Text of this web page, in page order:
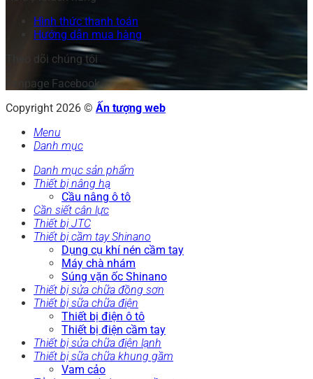
Hình thức thanh toán
Hướng dẫn mua hàng
Theo dõi chúng tôi
Fanpage Facebook
Copyright 2026 © Ấn tượng web
Menu
Danh mục
Danh mục sản phẩm
Thiết bị nâng hạ
Cầu nâng ô tô
Cần siết cân lực
Thiết bị JTC
Thiết bị cầm tay Shinano
Dụng cụ khí nén cầm tay
Máy chà nhám
Súng vặn ốc Shinano
Thiết bị sửa chữa đồng sơn
Thiết bị sữa chữa điện
Thiết bị điện ô tô
Thiết bị điện cầm tay
Thiết bị sửa chữa điện lạnh
Thiết bị sữa chữa khung gầm
Vam cảo